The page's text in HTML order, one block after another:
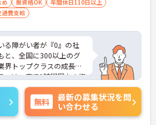
無資格OK
年間休日110日以上
通費支給
る障がい者が『0』の社
と、全国に300以上のグ
界トップクラスの成長企
」は、車で1時間圏内の複
現場支援とパートスタッ
ラスなポジションです。
完備され、スタッフの身
当5万円が付与されるこ
無料
最新の募集状況を問
い合わせる